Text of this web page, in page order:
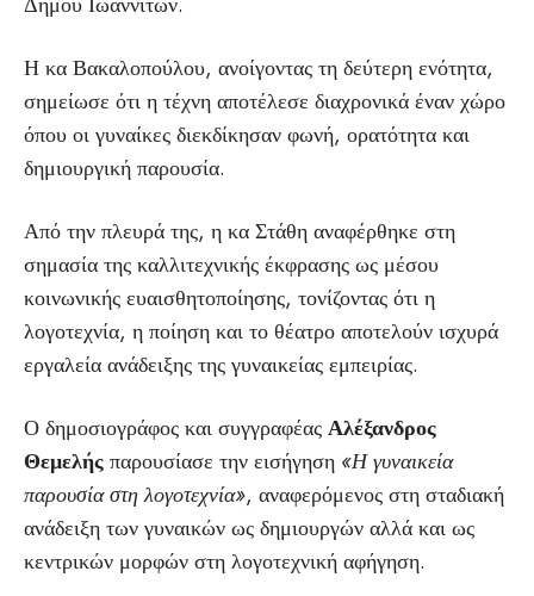
Η κα Βακαλοπούλου, ανοίγοντας τη δεύτερη ενότητα,
σημείωσε ότι η τέχνη αποτέλεσε διαχρονικά έναν χώρο
όπου οι γυναίκες διεκδίκησαν φωνή, ορατότητα και
δημιουργική παρουσία.
Από την πλευρά της, η κα Στάθη αναφέρθηκε στη
σημασία της καλλιτεχνικής έκφρασης ως μέσου
κοινωνικής ευαισθητοποίησης, τονίζοντας ότι η
λογοτεχνία, η ποίηση και το θέατρο αποτελούν ισχυρά
εργαλεία ανάδειξης της γυναικείας εμπειρίας.
Ο δημοσιογράφος και συγγραφέαςΑλέξανδρος
Θεμελήςπαρουσίασε την εισήγηση «Η γυναικεία
παρουσία στη λογοτεχνία», αναφερόμενος στη σταδιακή
ανάδειξη των γυναικών ως δημιουργών αλλά και ως
κεντρικών μορφών στη λογοτεχνική αφήγηση.